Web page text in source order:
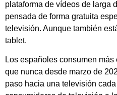
plataforma de vídeos de larga
pensada de forma gratuita
televisión. Aunque también
tablet.
Los españoles consumen
que nunca desde marzo de
paso hacia una televisión